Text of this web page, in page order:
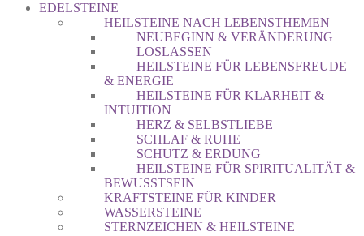
EDELSTEINE
HEILSTEINE NACH LEBENSTHEMEN
NEUBEGINN & VERÄNDERUNG
LOSLASSEN
HEILSTEINE FÜR LEBENSFREUDE
& ENERGIE
HEILSTEINE FÜR KLARHEIT &
INTUITION
HERZ & SELBSTLIEBE
SCHLAF & RUHE
SCHUTZ & ERDUNG
HEILSTEINE FÜR SPIRITUALITÄT &
BEWUSSTSEIN
KRAFTSTEINE FÜR KINDER
WASSERSTEINE
STERNZEICHEN & HEILSTEINE